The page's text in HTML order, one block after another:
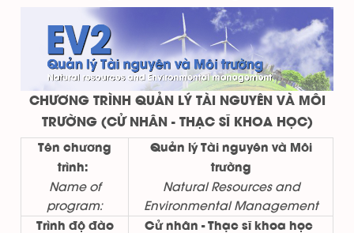
CHƯƠNG TRÌNH QUẢN LÝ TÀI NGUYÊN VÀ MÔI
TRƯỜNG (CỬ NHÂN - THẠC SĨ KHOA HỌC)
Tên chương
trình:
Name of
program:
Quản lý Tài nguyên và Môi
trường
Natural Resources and
Environmental Management
Trình độ đào
Cử nhân - Thạc sĩ khoa học